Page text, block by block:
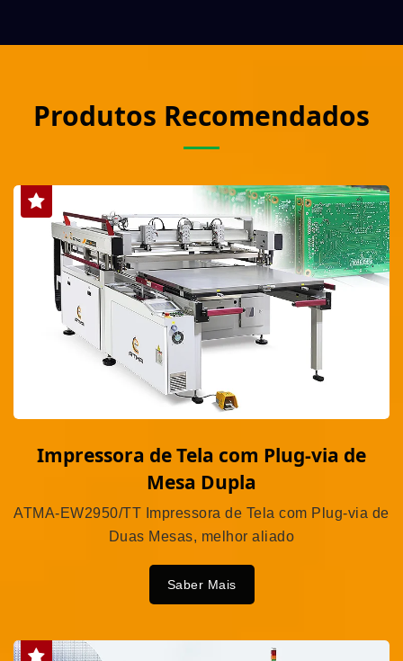
Produtos Recomendados
Impressora de Tela com Plug-via de
Mesa Dupla
ATMA-EW2950/TT Impressora de Tela com Plug-via de
Duas Mesas, melhor aliado
Saber Mais